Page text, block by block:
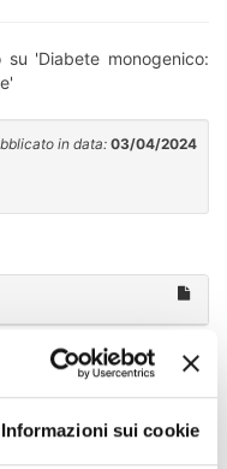
Informazioni sui cookie
'Diabete monogenico:
in data: 03/04/2024